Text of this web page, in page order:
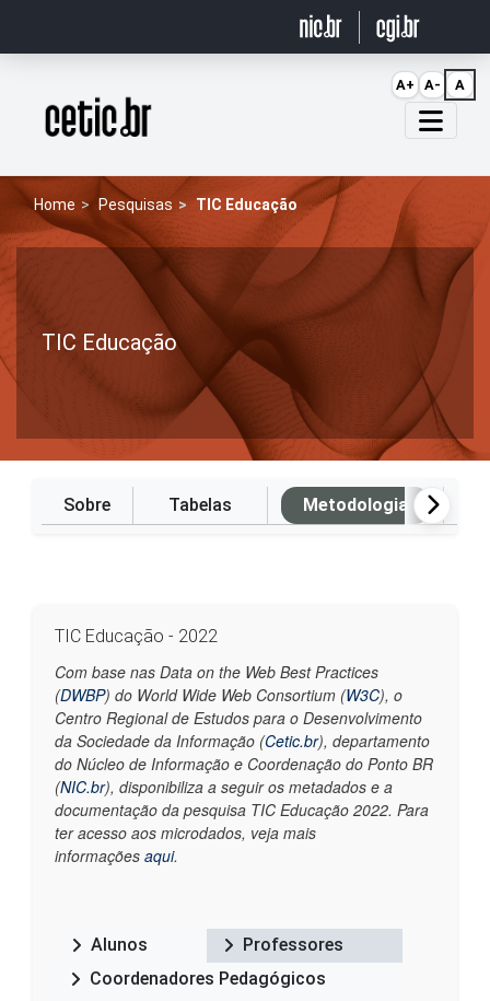
Página inicial
Home Pesquisas TIC Educação
TIC Educação
Sobre Tabelas Metodologia
TIC Educação - 2022
Com base nas Data on the Web Best Practices
(DWBP) do World Wide Web Consortium (W3C), o
Centro Regional de Estudos para o Desenvolvimento
da Sociedade da Informação (Cetic.br), departamento
do Núcleo de Informação e Coordenação do Ponto BR
(NIC.br), disponibiliza a seguir os metadados e a
documentação da pesquisa TIC Educação 2022. Para
ter acesso aos microdados, veja mais
informações aqui.
Alunos
Professores
Coordenadores Pedagógicos
A+ A- A